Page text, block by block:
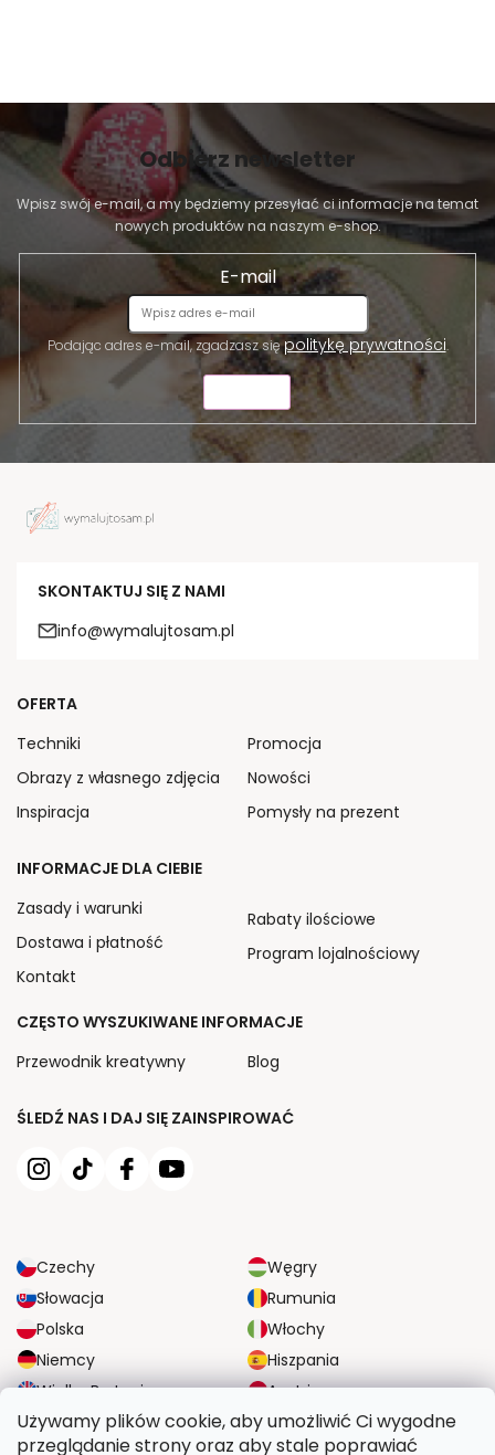
Używamy plików cookie, aby umożliwić Ci wygodne
przeglądanie strony oraz aby stale poprawiać
Odbierz newsletter
Wpisz swój e-mail, a my będziemy przesyłać ci informacje na temat
nowych produktów na naszym e-shop.
E-mail
Podając adres e-mail, zgadzasz siępolitykę prywatności.
SKONTAKTUJ SIĘ Z NAMI
info@wymalujtosam.pl
ŚLEDŹ NAS I DAJ SIĘ ZAINSPIROWAĆ
Czechy
Węgry
Słowacja
Rumunia
Polska
Włochy
Niemcy
Hiszpania
Wielka Brytania
Austria
OFERTA
Techniki
Obrazy z własnego zdjęcia
Inspiracja
Promocja
Nowości
Pomysły na prezent
INFORMACJE DLA CIEBIE
Zasady i warunki
Dostawa i płatność
Kontakt
Rabaty ilościowe
Program lojalnościowy
CZĘSTO WYSZUKIWANE INFORMACJE
Przewodnik kreatywny
Blog